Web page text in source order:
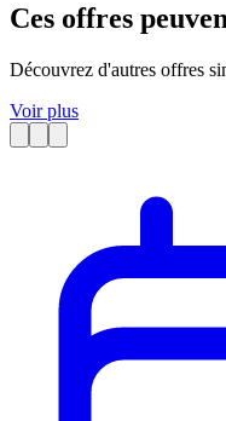
Ces offres
Découvrez d'autres offres
Voir plus